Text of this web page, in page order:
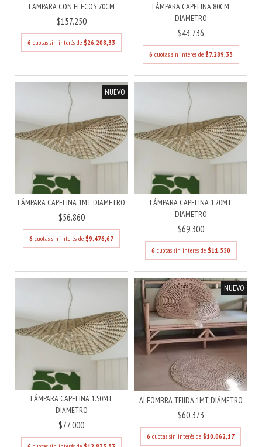
LAMPARA CON FLECOS 70CM
$157.250
6 cuotas sin interés de $26.208,33
LÁMPARA CAPELINA 80CM
DIAMETRO
$43.736
6 cuotas sin interés de $7.289,33
NUEVO
LÁMPARA CAPELINA 1MT DIAMETRO
$56.860
6 cuotas sin interés de $9.476,67
LÁMPARA CAPELINA 1.20MT
DIAMETRO
$69.300
6 cuotas sin interés de $11.550
LÁMPARA CAPELINA 1.50MT
DIAMETRO
$77.000
NUEVO
ALFOMBRA TEJIDA 1MT DIÁMETRO
$60.373
6 cuotas sin interés de $10.062,17